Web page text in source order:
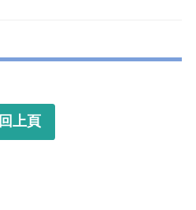
回上頁